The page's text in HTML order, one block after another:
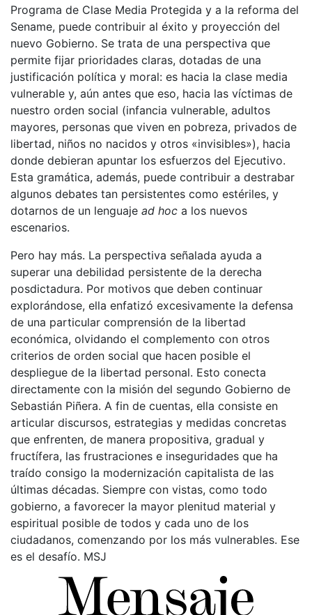
Programa de Clase Media Protegida y a la reforma del
Sename, puede contribuir al éxito y proyección del
nuevo Gobierno. Se trata de una perspectiva que
permite fijar prioridades claras, dotadas de una
justificación política y moral: es hacia la clase media
vulnerable y, aún antes que eso, hacia las víctimas de
nuestro orden social (infancia vulnerable, adultos
mayores, personas que viven en pobreza, privados de
libertad, niños no nacidos y otros «invisibles»), hacia
donde debieran apuntar los esfuerzos del Ejecutivo.
Esta gramática, además, puede contribuir a destrabar
algunos debates tan persistentes como estériles, y
dotarnos de un lenguaje ad hoc a los nuevos
escenarios.
Pero hay más. La perspectiva señalada ayuda a
superar una debilidad persistente de la derecha
posdictadura. Por motivos que deben continuar
explorándose, ella enfatizó excesivamente la defensa
de una particular comprensión de la libertad
económica, olvidando el complemento con otros
criterios de orden social que hacen posible el
despliegue de la libertad personal. Esto conecta
directamente con la misión del segundo Gobierno de
Sebastián Piñera. A fin de cuentas, ella consiste en
articular discursos, estrategias y medidas concretas
que enfrenten, de manera propositiva, gradual y
fructífera, las frustraciones e inseguridades que ha
traído consigo la modernización capitalista de las
últimas décadas. Siempre con vistas, como todo
gobierno, a favorecer la mayor plenitud material y
espiritual posible de todos y cada uno de los
ciudadanos, comenzando por los más vulnerables. Ese
es el desafío. MSJ